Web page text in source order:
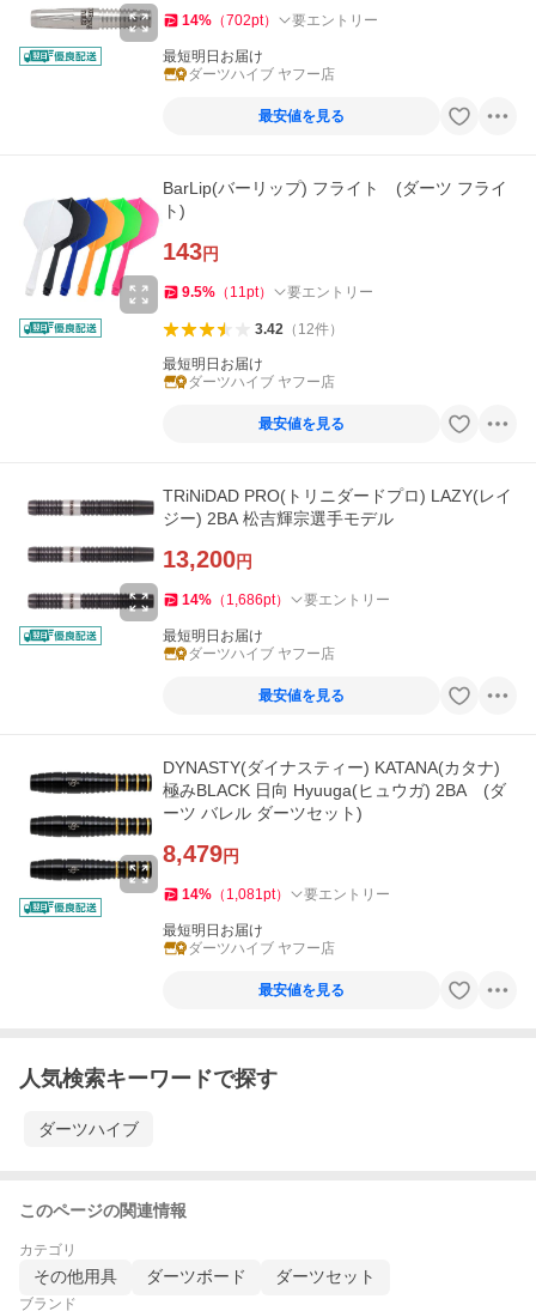
14% （702pt） 要エントリー
最短明日お届け
ダーツハイブ ヤフー店
最安値を見る
BarLip(バーリップ) フライト (ダーツ フライ
ト)
143円
9.5% （ 11pt） 要エントリー
3.42（ 12件）
最短明日お届け
ダーツハイブ ヤフー店
最安値を見る
TRiNiDAD PRO(トリニダードプロ) LAZY(レイ
ジー) 2BA 松吉輝宗選手モデル
13,200円
14% （ 1,686pt） 要エントリー
最短明日お届け
ダーツハイブ ヤフー店
最安値を見る
DYNASTY(ダイナスティー) KATANA(カタナ)
極みBLACK 日向 Hyuuga(ヒュウガ) 2BA (ダ
ーツ バレル ダーツセット)
8,479円
14% （ 1,081pt） 要エントリー
最短明日お届け
ダーツハイブ ヤフー店
最安値を見る
人気検索キーワードで探す
ダーツハイブ
このページの関連情報
カテゴリ
その他用具 ダーツボード ダーツセット
ブランド